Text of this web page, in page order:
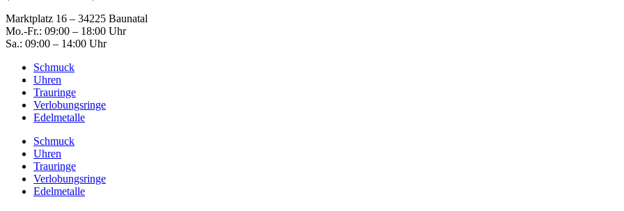
Marktplatz 16 – 34225 Baunatal
Mo.-Fr.: 09:00 – 18:00 Uhr
Sa.: 09:00 – 14:00 Uhr
Schmuck
Uhren
Trauringe
Verlobungsringe
Edelmetalle
Schmuck
Uhren
Trauringe
Verlobungsringe
Edelmetalle